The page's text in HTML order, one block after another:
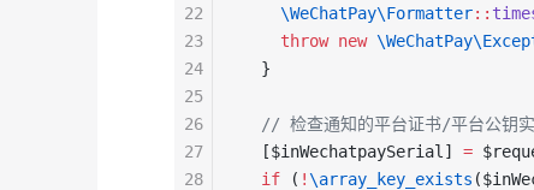
    \WeChatPay\Formatter
::
    throw
new
  }
// 检查通知的平台证书/平台公钥
  [$inWechatpaySerial]
=
  if
( !\array_key_exists
22
23
24
25
26
27
28